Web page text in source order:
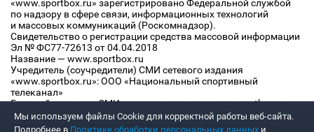
«www.sportbox.ru» зарегистрировано Федеральной службой
по надзору в сфере связи, информационных технологий
и массовых коммуникаций (Роскомнадзор).
Свидетельство о регистрации средства массовой информации
Эл № ФС77-72613 от 04.04.2018
Название — www.sportbox.ru
Учредитель (соучредители) СМИ сетевого издания
«www.sportbox.ru»: ООО «Национальный спортивный
телеканал»
Главный редактор СМИ сетевого издания «www.sportbox.ru»:
Конов В.А.
Номер телефона редакции СМИ сетевого издания
Мы используем файлы Сookie для корректной работы веб-сайта.
Подробнее в Политике обработки персональных данных и